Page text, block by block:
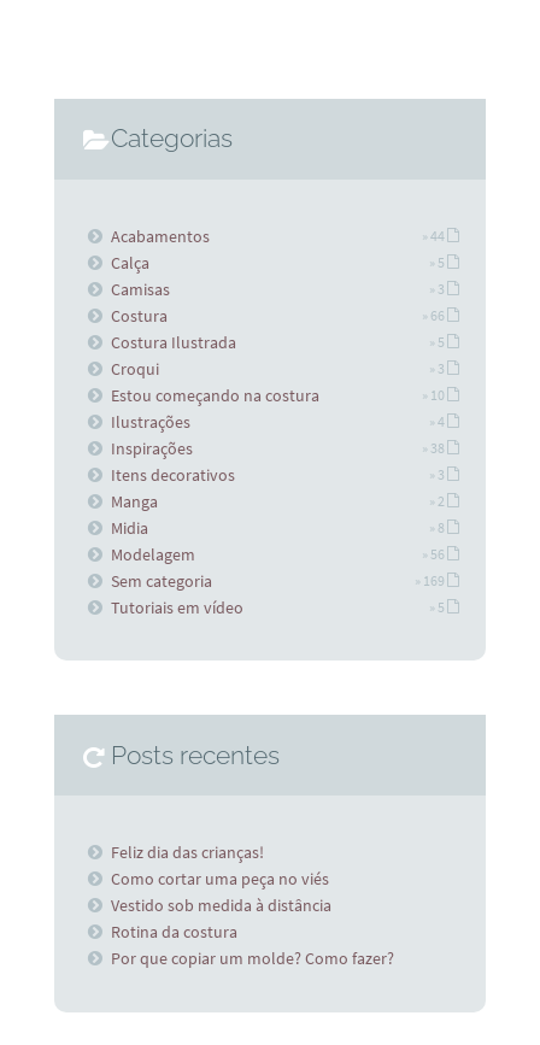
Categorias
Acabamentos » 44
Calça » 5
Camisas » 3
Costura » 66
Costura Ilustrada » 5
Croqui » 3
Estou começando na costura » 10
Ilustrações » 4
Inspirações » 38
Itens decorativos » 3
Manga » 2
Midia » 8
Modelagem » 56
Sem categoria » 169
Tutoriais em vídeo » 5
Posts recentes
Feliz dia das crianças!
Como cortar uma peça no viés
Vestido sob medida à distância
Rotina da costura
Por que copiar um molde? Como fazer?